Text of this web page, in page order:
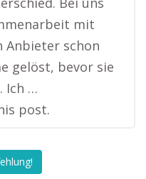
mit
Anbieter schon
gelöst, bevor sie
Ich …
post.